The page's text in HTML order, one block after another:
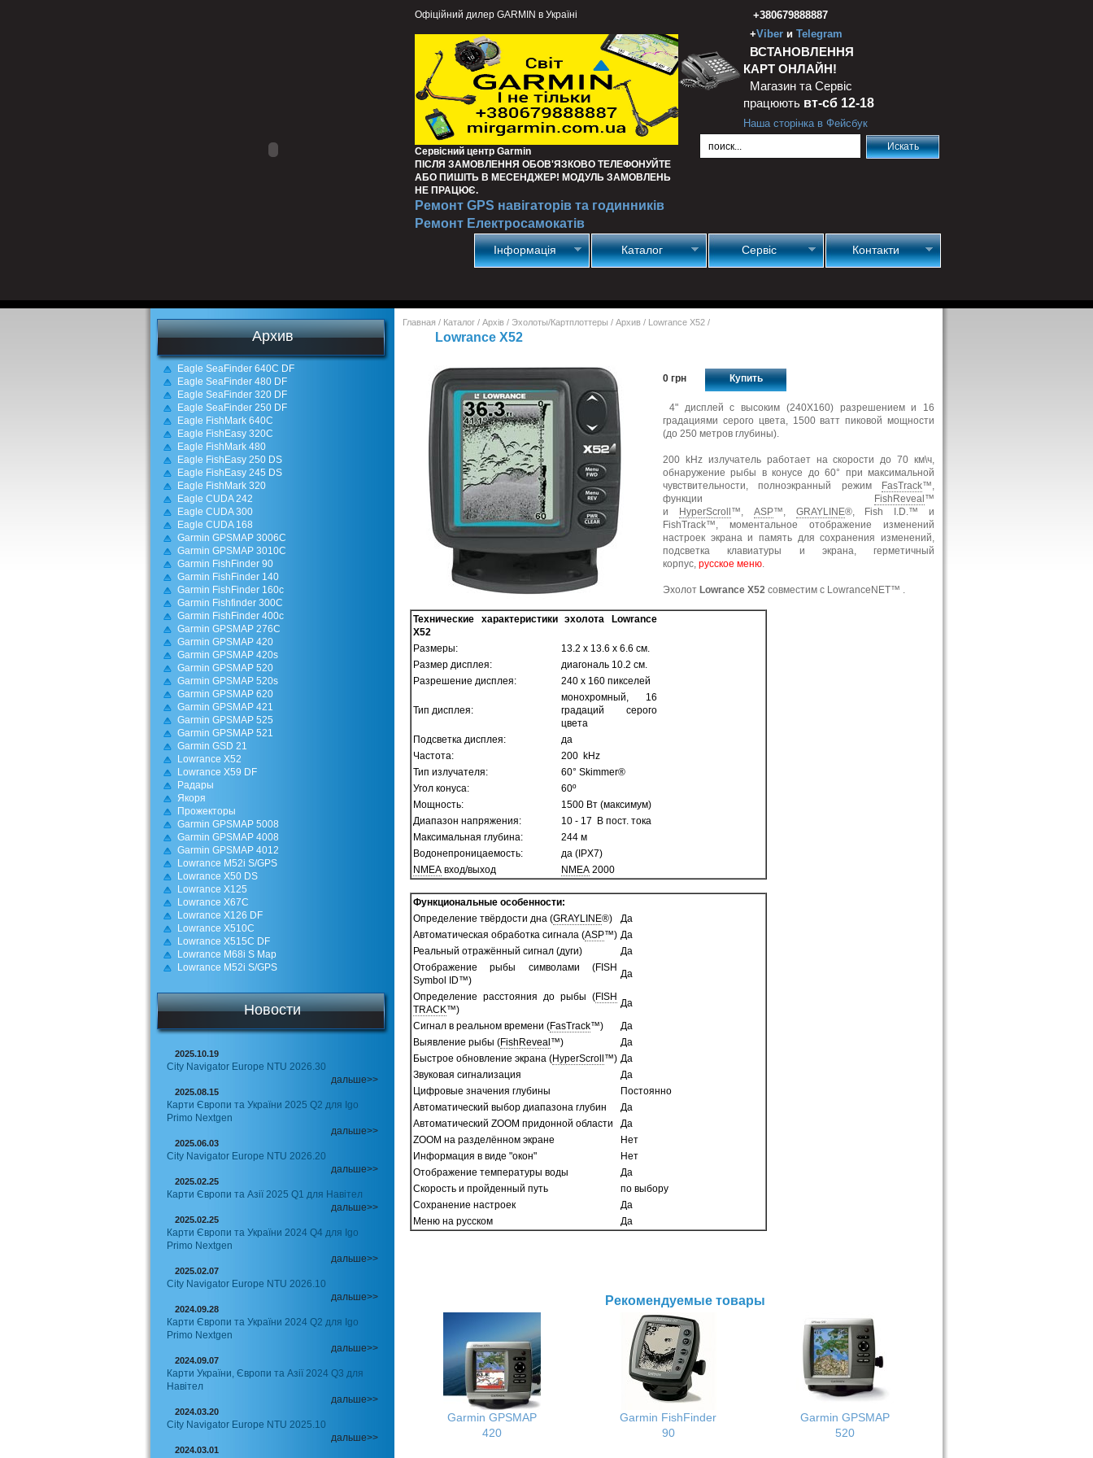
Офіційний дилер GARMIN в Україні
Сервісний центр Garmin
ПІСЛЯ ЗАМОВЛЕННЯ ОБОВ'ЯЗКОВО ТЕЛЕФОНУЙТЕ
АБО ПИШІТЬ В МЕСЕНДЖЕР! МОДУЛЬ ЗАМОВЛЕНЬ
НЕ ПРАЦЮЄ.
Ремонт GPS навігаторів та годинників
Ремонт Електросамокатів
+380679888887
+Viber и Telegram
ВСТАНОВЛЕННЯ
КАРТ ОНЛАЙН!
Магазин та Сервіс
працюють вт-сб 12-18
Наша сторінка в Фейсбук
Інформація Каталог Сервіс Контакти
Архив
Eagle SeaFinder 640C DF
Eagle SeaFinder 480 DF
Eagle SeaFinder 320 DF
Eagle SeaFinder 250 DF
Eagle FishMark 640C
Eagle FishEasy 320C
Eagle FishMark 480
Eagle FishEasy 250 DS
Eagle FishEasy 245 DS
Eagle FishMark 320
Eagle CUDA 242
Eagle CUDA 300
Eagle CUDA 168
Garmin GPSMAP 3006C
Garmin GPSMAP 3010C
Garmin FishFinder 90
Garmin FishFinder 140
Garmin FishFinder 160с
Garmin Fishfinder 300С
Garmin FishFinder 400c
Garmin GPSMAP 276C
Garmin GPSMAP 420
Garmin GPSMAP 420s
Garmin GPSMAP 520
Garmin GPSMAP 520s
Garmin GPSMAP 620
Garmin GPSMAP 421
Garmin GPSMAP 525
Garmin GPSMAP 521
Garmin GSD 21
Lowrance X52
Lowrance X59 DF
Радары
Якоря
Прожекторы
Garmin GPSMAP 5008
Garmin GPSMAP 4008
Garmin GPSMAP 4012
Lowrance M52i S/GPS
Lowrance X50 DS
Lowrance X125
Lowrance X67С
Lowrance Х126 DF
Lowrance Х510C
Lowrance Х515C DF
Lowrance M68i S Map
Lowrance M52i S/GPS
Новости
2025.10.19
City Navigator Europe NTU 2026.30
дальше>>
2025.08.15
Карти Європи та України 2025 Q2 для Igo
Primo Nextgen
дальше>>
2025.06.03
City Navigator Europe NTU 2026.20
дальше>>
2025.02.25
Карти Європи та Азії 2025 Q1 для Навітел
дальше>>
2025.02.25
Карти Європи та України 2024 Q4 для Igo
Primo Nextgen
дальше>>
2025.02.07
City Navigator Europe NTU 2026.10
дальше>>
2024.09.28
Карти Європи та України 2024 Q2 для Igo
Primo Nextgen
дальше>>
2024.09.07
Карти України, Європи та Азії 2024 Q3 для
Навітел
дальше>>
2024.03.20
City Navigator Europe NTU 2025.10
дальше>>
2024.03.01
Главная / Каталог / Архів / Эхолоты/Картплоттеры / Архив / Lowrance X52 /
Lowrance X52
0 грн Купить
4" дисплей с высоким (240Х160) разрешением и 16
градациями серого цвета, 1500 ватт пиковой мощности
(до 250 метров глубины).
200 kHz излучатель работает на скорости до 70 км\ч,
обнаружение рыбы в конусе до 60° при максимальной
чувствительности, полноэкранный режим
FasTrack™,
функции
FishReveal ™
и
HyperScroll ™, ASP™, GRAYLINE®, Fish I.D.™ и
FishTrack™, моментальное отображение изменений
настроек экрана и память для сохранения изменений,
подсветка клавиатуры и экрана, герметичный
корпус, русское меню.
Эхолот Lowrance X52 совместим с LowranceNET™ .
Технические характеристики эхолота Lowrance
X52
Размеры:
13.2 x 13.6 x 6.6 см.
Размер дисплея:
диагональ 10.2 см.
Разрешение дисплея:
240 x 160 пикселей
Тип дисплея:
монохромный, 16
градаций серого
цвета
Подсветка дисплея:
да
Частота:
200 kHz
Тип излучателя:
60° Skimmer®
Угол конуса:
60º
Мощность:
1500 Вт (максимум)
Диапазон напряжения:
10 - 17 В пост. тока
Максимальная глубина:
244 м
Водонепроницаемость:
да (IPX7)
NMEA вход/выход NMEA 2000
Функциональные особенности:
Определение твёрдости дна (GRAYLINE®)
Да
Автоматическая обработка сигнала (ASP™) Да
Реальный отражённый сигнал (дуги)
Да
Отображение рыбы символами (FISH
Symbol ID™)
Да
Определение расстояния до рыбы (FISH
TRACK™)
Да
Сигнал в реальном времени (FasTrack™)
Да
Выявление рыбы (FishReveal ™)
Да
Быстрое обновление экрана (HyperScroll ™) Да
Звуковая сигнализация
Да
Цифровые значения глубины
Постоянно
Автоматический выбор диапазона глубин
Да
Автоматический ZOOM придонной области
Да
ZOOM на разделённом экране
Нет
Информация в виде "окон"
Нет
Отображение температуры воды
Да
Скорость и пройденный путь
по выбору
Сохранение настроек
Да
Меню на русском
Да
Рекомендуемые товары
Garmin GPSMAP
420
Garmin FishFinder
90
Garmin GPSMAP
520